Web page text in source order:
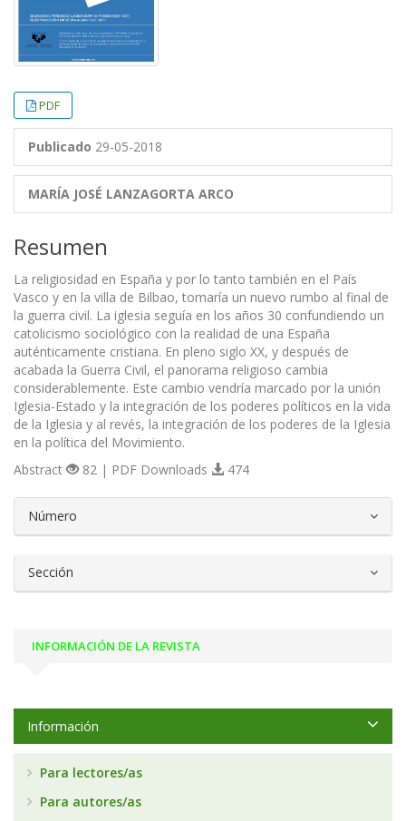
PDF
Publicado 29-05-2018
MARÍA JOSÉ LANZAGORTA ARCO
Resumen
La religiosidad en España y por lo tanto también en el País
Vasco y en la villa de Bilbao, tomaría un nuevo rumbo al final de
la guerra civil. La iglesia seguía en los años 30 confundiendo un
catolicismo sociológico con la realidad de una España
auténticamente cristiana. En pleno siglo XX, y después de
acabada la Guerra Civil, el panorama religioso cambia
considerablemente. Este cambio vendría marcado por la unión
Iglesia-Estado y la integración de los poderes políticos en la vida
de la Iglesia y al revés, la integración de los poderes de la Iglesia
en la política del Movimiento.
Abstract
82 | PDF Downloads 474
Número
Sección
INFORMACIÓN DE LA REVISTA
Información
Para lectores/as
Para autores/as